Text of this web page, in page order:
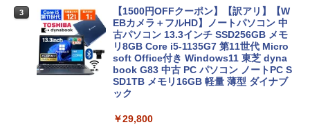
3
【1500円OFFクーポン】【訳アリ】【W
EBカメラ＋フルHD】ノートパソコン 中
古パソコン 13.3インチ SSD256GB メモ
リ8GB Core i5-1135G7 第11世代 Micro
soft Office付き Windows11 東芝 dyna
book G83 中古 PC パソコン ノートPC S
SD1TB メモリ16GB 軽量 薄型 ダイナブ
ック
￥29,800